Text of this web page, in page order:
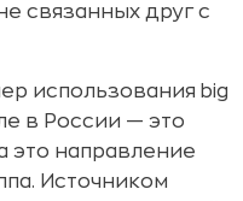
связанных друг с
использования big
в России — это
это направление
Источником